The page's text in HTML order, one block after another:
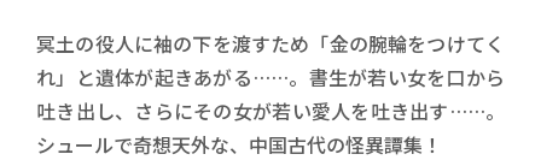
冥土の役人に袖の下を渡すため「金の腕輪をつけてく
れ」と遺体が起きあがる……。書生が若い女を口から
吐き出し、さらにその女が若い愛人を吐き出す……。
シュールで奇想天外な、中国古代の怪異譚集！